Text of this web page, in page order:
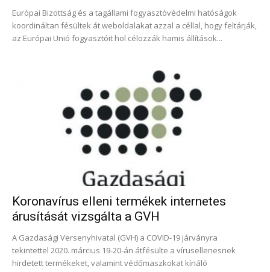
Európai Bizottság és a tagállami fogyasztóvédelmi hatóságok
koordináltan fésültek át weboldalakat azzal a céllal, hogy feltárják,
az Európai Unió fogyasztóit hol célozzák hamis állítások...
Koronavírus elleni termékek internetes
árusítását vizsgálta a GVH
A Gazdasági Versenyhivatal (GVH) a COVID-19 járványra
tekintettel 2020. március 19-20-án átfésülte a vírusellenesnek
hirdetett termékeket, valamint védőmaszkokat kínáló